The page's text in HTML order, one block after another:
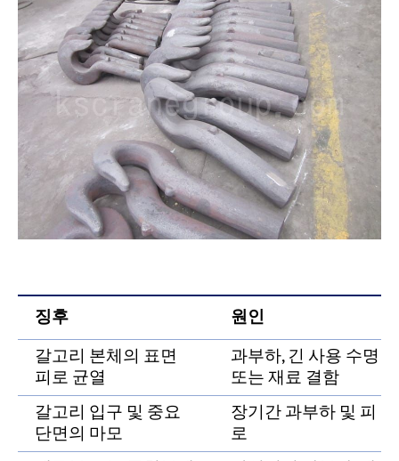
징후
원인
갈고리 본체의 표면
피로 균열
과부하, 긴 사용 수명
또는 재료 결함
갈고리 입구 및 중요
단면의 마모
장기간 과부하 및 피
로